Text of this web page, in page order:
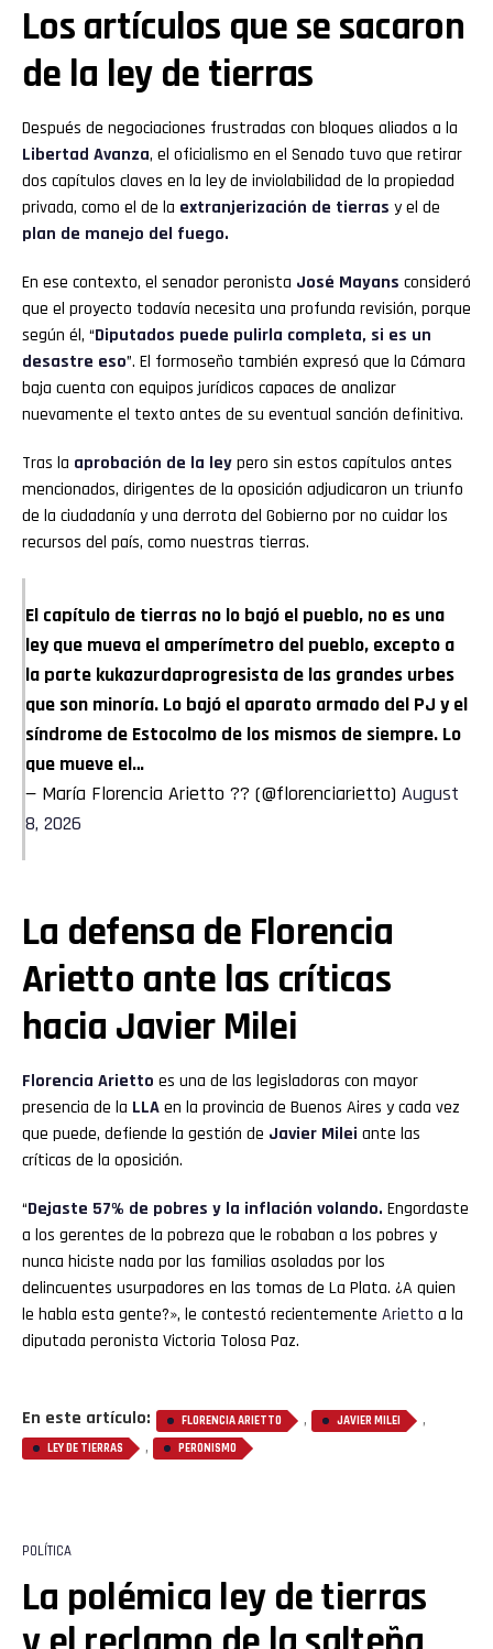
Los artículos que se sacaron
de la ley de tierras
Después de negociaciones frustradas con bloques aliados a la
Libertad Avanza, el oficialismo en el Senado tuvo que retirar
dos capítulos claves en la ley de inviolabilidad de la propiedad
privada, como el de la extranjerización de tierras y el de
plan de manejo del fuego.
En ese contexto, el senador peronista José Mayans consideró
que el proyecto todavía necesita una profunda revisión, porque
según él, “Diputados puede pulirla completa, si es un
desastre eso”. El formoseño también expresó que la Cámara
baja cuenta con equipos jurídicos capaces de analizar
nuevamente el texto antes de su eventual sanción definitiva.
Tras la aprobación de la leypero sin estos capítulos antes
mencionados, dirigentes de la oposición adjudicaron un triunfo
de la ciudadanía y una derrota del Gobierno por no cuidar los
recursos del país, como nuestras tierras.
El capítulo de tierras no lo bajó el pueblo, no es una
ley que mueva el amperímetro del pueblo, excepto a
la parte kukazurdaprogresista de las grandes urbes
que son minoría. Lo bajó el aparato armado del PJ y el
síndrome de Estocolmo de los mismos de siempre. Lo
que mueve el…
— María Florencia Arietto ?? (@florenciarietto) August
8, 2026
La defensa de Florencia
Arietto ante las críticas
hacia Javier Milei
Florencia Arietto es una de las legisladoras con mayor
presencia de la LLAen la provincia de Buenos Aires y cada vez
que puede, defiende la gestión de Javier Milei ante las
críticas de la oposición.
“Dejaste 57% de pobres y la inflación volando. Engordaste
a los gerentes de la pobreza que le robaban a los pobres y
nunca hiciste nada por las familias asoladas por los
delincuentes usurpadores en las tomas de La Plata. ¿A quien
le habla esta gente?», le contestó recientemente Arietto a la
diputada peronista Victoria Tolosa Paz.
En este artículo: FLORENCIA ARIETTO , JAVIER MILEI ,
LEY DE TIERRAS , PERONISMO
POLÍTICA
La polémica ley de tierras